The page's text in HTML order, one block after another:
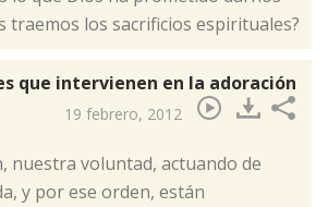
traemos los sacrificios espirituales?
que intervienen en la adoración
19 febrero, 2012
nuestra voluntad, actuando de
y por ese orden, están